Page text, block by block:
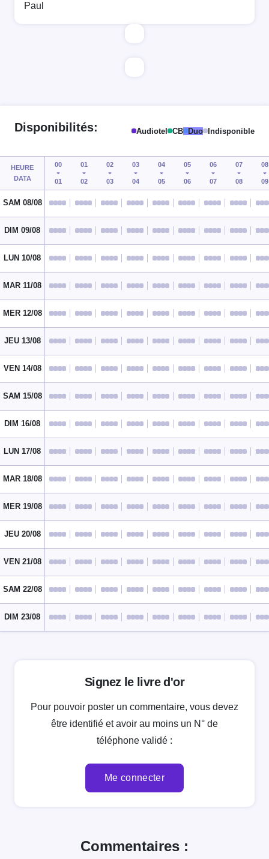
Paul
Disponibilités: Audiotel CB Duo Indisponible
HEURE
DATA
00
01
01
02
02
03
03
04
04
05
05
06
06
07
07
08
08
09
SAM 08/08
DIM 09/08
LUN 10/08
MAR 11/08
MER 12/08
JEU 13/08
VEN 14/08
SAM 15/08
DIM 16/08
LUN 17/08
MAR 18/08
MER 19/08
JEU 20/08
VEN 21/08
SAM 22/08
DIM 23/08
Signez le livre d'or
Pour pouvoir poster un commentaire, vous devez
être identifié et avoir au moins un N° de
téléphone validé :
Me connecter
Commentaires :